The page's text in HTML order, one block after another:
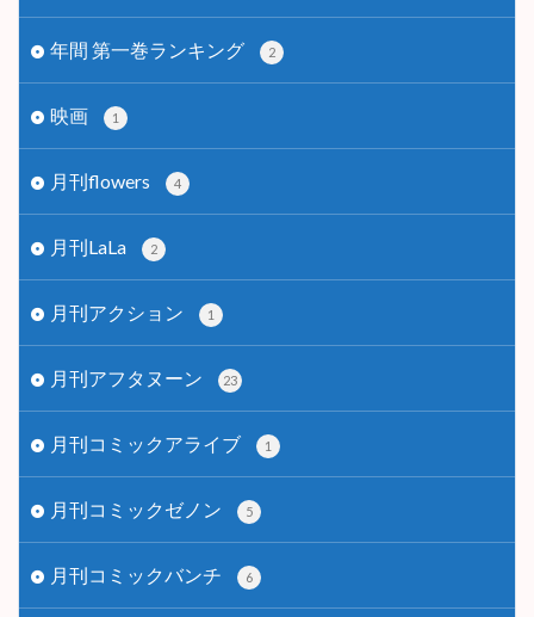
年間 第一巻ランキング 2
映画 1
月刊flowers 4
月刊LaLa 2
月刊アクション 1
月刊アフタヌーン 23
月刊コミックアライブ 1
月刊コミックゼノン 5
月刊コミックバンチ 6